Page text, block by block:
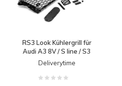
RS3 Look Kühlergrill für
Audi A3 8V / S line / S3
mit ACC
Deliverytime